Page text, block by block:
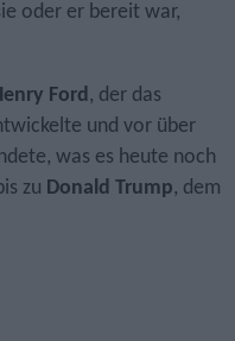
oder er bereit war,
Ford , der das
und vor über
was es heute noch
zu Donald Trump, dem